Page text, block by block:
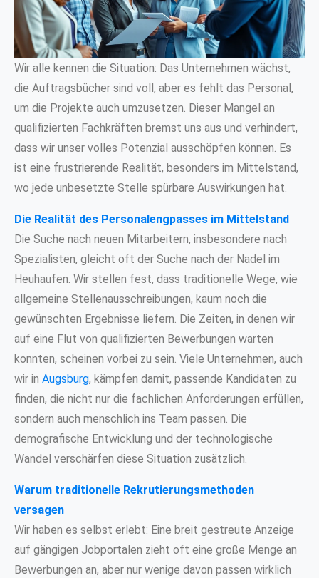
Wir alle kennen die Situation: Das Unternehmen wächst,
die Auftragsbücher sind voll, aber es fehlt das Personal,
um die Projekte auch umzusetzen. Dieser Mangel an
qualifizierten Fachkräften bremst uns aus und verhindert,
dass wir unser volles Potenzial ausschöpfen können. Es
ist eine frustrierende Realität, besonders im Mittelstand,
wo jede unbesetzte Stelle spürbare Auswirkungen hat.
Die Realität des Personalengpasses im Mittelstand
Die Suche nach neuen Mitarbeitern, insbesondere nach
Spezialisten, gleicht oft der Suche nach der Nadel im
Heuhaufen. Wir stellen fest, dass traditionelle Wege, wie
allgemeine Stellenausschreibungen, kaum noch die
gewünschten Ergebnisse liefern. Die Zeiten, in denen wir
auf eine Flut von qualifizierten Bewerbungen warten
konnten, scheinen vorbei zu sein. Viele Unternehmen, auch
wir in Augsburg, kämpfen damit, passende Kandidaten zu
finden, die nicht nur die fachlichen Anforderungen erfüllen,
sondern auch menschlich ins Team passen. Die
demografische Entwicklung und der technologische
Wandel verschärfen diese Situation zusätzlich.
Warum traditionelle Rekrutierungsmethoden
versagen
Wir haben es selbst erlebt: Eine breit gestreute Anzeige
auf gängigen Jobportalen zieht oft eine große Menge an
Bewerbungen an, aber nur wenige davon passen wirklich